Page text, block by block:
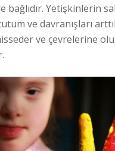
bağlıdır. Yetişkinlerin
ve davranışları
ve çevrelerine